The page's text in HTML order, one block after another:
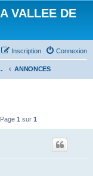
VALLEE DE
Connexion
Inscription
L'HERAULT ANNONCES
1 sur 1